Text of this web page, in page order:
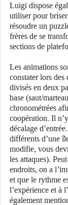
Luigi dispose
utiliser pour
résoudre un
frères de se
sections de
Les animations
constater lors des
divisés en deux
base (saut/
chronométrées
coopération. Il
décalage
différents d’une
modifie, vous
les attaques).
endroits, on a
et que le rythme
l’expérience et à
également